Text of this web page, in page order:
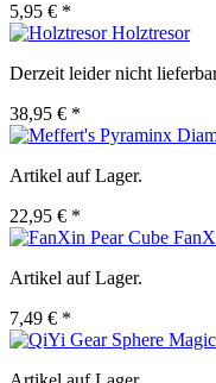
5,95 € *
Holztresor
Derzeit leider nicht
38,95 € *
Artikel auf Lager.
22,95 € *
Artikel auf Lager.
7,49 € *